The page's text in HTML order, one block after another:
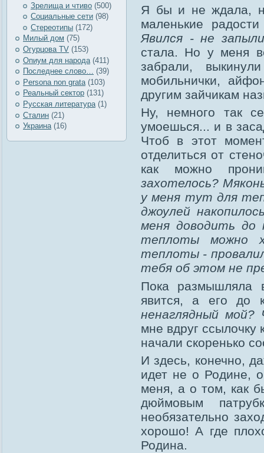
Зрелища и чтиво (500)
Социальные сети (98)
Стереотипы (172)
Милый дом (75)
Огурцова TV (153)
Опиум для народа (411)
Последнее слово… (39)
Рersona non grata (103)
Реальный сектор (131)
Русская литература (1)
Сталин (21)
Украина(16)
Я бы и не ждала,
маленькие
Явился - не
стала. Но у меня
забрали,
мобильнички,
другим зайчикам
Ну, немного так
умоешься... и в
Чтоб в этот
отделиться от
как можно
захотелось?
у меня тут для
джоулей
меня доводить до
теплоты можно
теплоты -
тебя об этом не
Пока размышляла
явится, а его до
ненаглядный
мне вдруг ссылочку
начали скоренько
И здесь, конечно,
идет не о Родине,
меня, а о том, как
дюймовым
необязательно
хорошо! А где
Родина.